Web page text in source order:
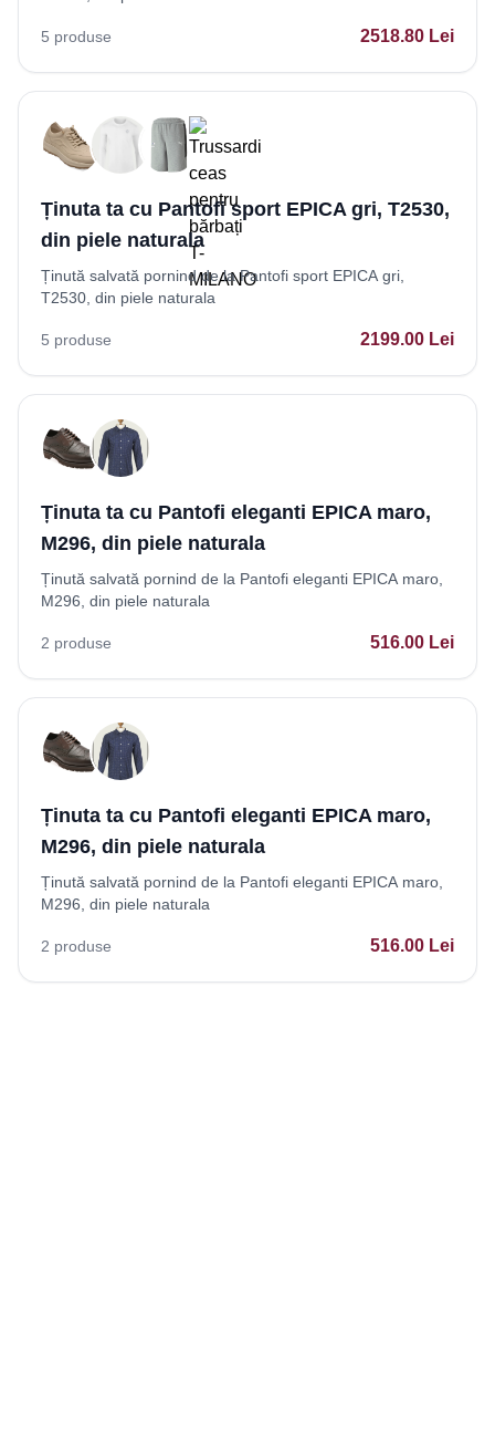
5 produse 2518.80 Lei
Ținuta ta cu Pantofi sport EPICA gri, T2530,
din piele naturala
Ținută salvată pornind de la Pantofi sport EPICA gri,
T2530, din piele naturala
5 produse 2199.00 Lei
Ținuta ta cu Pantofi eleganti EPICA maro,
M296, din piele naturala
Ținută salvată pornind de la Pantofi eleganti EPICA maro,
M296, din piele naturala
2 produse 516.00 Lei
Ținuta ta cu Pantofi eleganti EPICA maro,
M296, din piele naturala
Ținută salvată pornind de la Pantofi eleganti EPICA maro,
M296, din piele naturala
2 produse 516.00 Lei